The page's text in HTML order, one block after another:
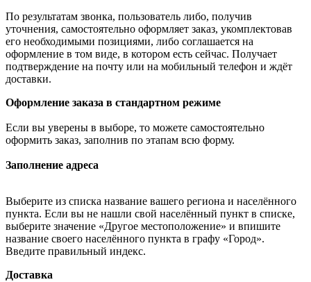
По результатам звонка, пользователь либо, получив
уточнения, самостоятельно оформляет заказ, укомплектовав
его необходимыми позициями, либо соглашается на
оформление в том виде, в котором есть сейчас. Получает
подтверждение на почту или на мобильный телефон и ждёт
доставки.
Оформление заказа в стандартном режиме
Если вы уверены в выборе, то можете самостоятельно
оформить заказ, заполнив по этапам всю форму.
Заполнение адреса
Выберите из списка название вашего региона и населённого
пункта. Если вы не нашли свой населённый пункт в списке,
выберите значение «Другое местоположение» и впишите
название своего населённого пункта в графу «Город».
Введите правильный индекс.
Доставка